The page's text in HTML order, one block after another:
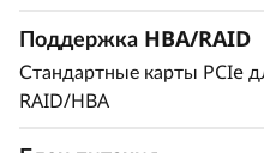
ы
х
гарантирует его
Поддержка HBA/RAID
Стандартные карты PCIe
RAID/HBA